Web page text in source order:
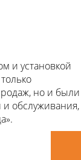
и установкой
но и были
и обслуживания,